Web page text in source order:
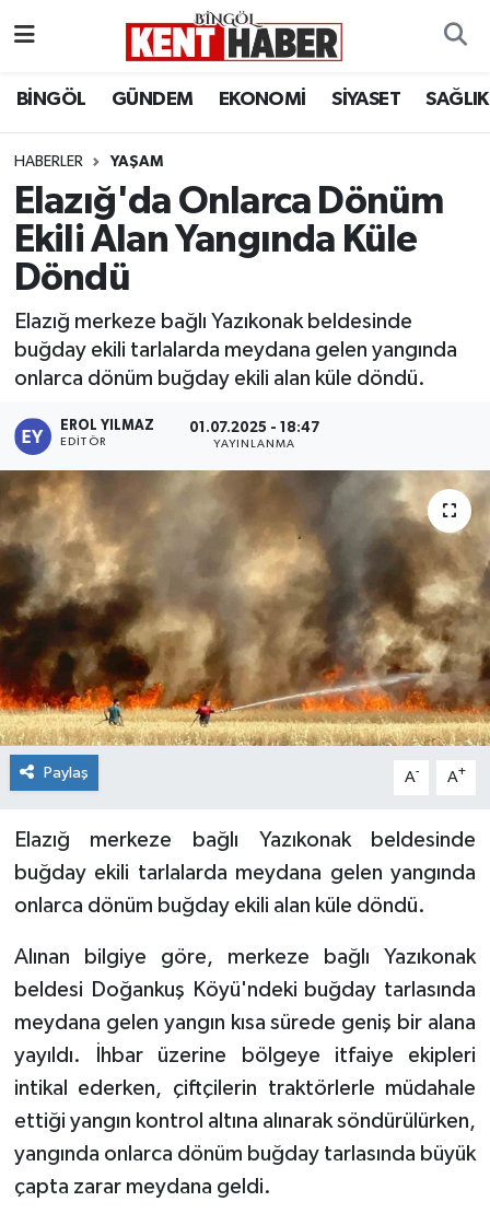
BİNGÖL GÜNDEM EKONOMİ SİYASET SAĞLIK
HABERLER YAŞAM
Elazığ'da Onlarca Dönüm
Ekili Alan Yangında Küle
Döndü
Elazığ merkeze bağlı Yazıkonak beldesinde
buğday ekili tarlalarda meydana gelen yangında
onlarca dönüm buğday ekili alan küle döndü.
EROL YILMAZ
EDITÖR
01.07.2025 - 18:47
YAYINLANMA
Paylaş A- A+
Elazığ merkeze bağlı Yazıkonak beldesinde
buğday ekili tarlalarda meydana gelen yangında
onlarca dönüm buğday ekili alan küle döndü.
Alınan bilgiye göre, merkeze bağlı Yazıkonak
beldesi Doğankuş Köyü'ndeki buğday tarlasında
meydana gelen yangın kısa sürede geniş bir alana
yayıldı. İhbar üzerine bölgeye itfaiye ekipleri
intikal ederken, çiftçilerin traktörlerle müdahale
ettiği yangın kontrol altına alınarak söndürülürken,
yangında onlarca dönüm buğday tarlasında büyük
çapta zarar meydana geldi.
BİLİM-TEKNOLOJİ
DÜNYA
EĞİTİM
GENÇ
GÜNDEM
KARLIOVA
KİĞI
MERKEZ
RESMİ İLANLAR
SAĞLIK
SİYASET
SPOR
Bingöl Hava Durumu
Bingöl Namaz Vakitleri
Bingöl Trafik Yoğunluk Haritası
Tüm Manşetler
Son Dakika Haberleri
Haber Arşivi